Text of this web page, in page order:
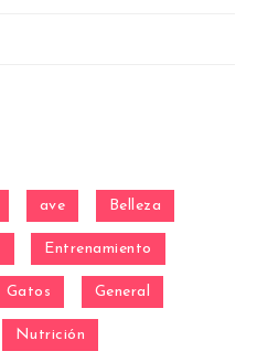
ave Belleza
Entrenamiento
Gatos General
Nutrición